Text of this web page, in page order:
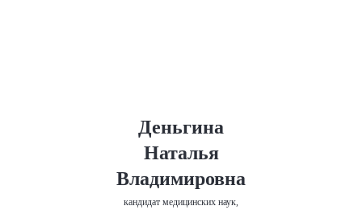
Деньгина
Наталья
Владимировна
кандидат медицинских наук,